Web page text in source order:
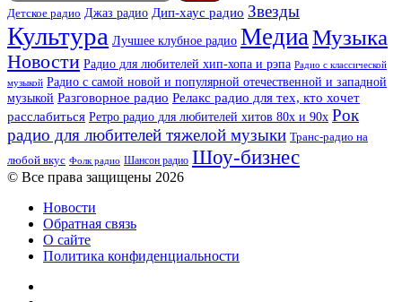
Детское радио Джаз радио Дип-хаус радио Звезды
Культура Лучшее клубное радио Медиа Музыка
Новости Радио для любителей хип-хопа и рэпа Радио с классической
музыкой Радио с самой новой и популярной отечественной и западной
музыкой Разговорное радио Релакс радио для тех, кто хочет
расслабиться Ретро радио для любителей хитов 80х и 90х Рок
радио для любителей тяжелой музыки Транс-радио на
любой вкус Фолк радио Шансон радио Шоу-бизнес
© Все права защищены 2026
Новости
Обратная связь
О сайте
Политика конфиденциальности